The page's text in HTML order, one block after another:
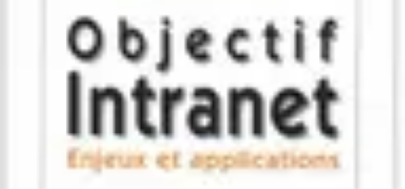
Shopping Accessible
Compréhension de l'accessibilitéAccessibilitéGuides pratiques
Mode Accessible
Shopping Accessible